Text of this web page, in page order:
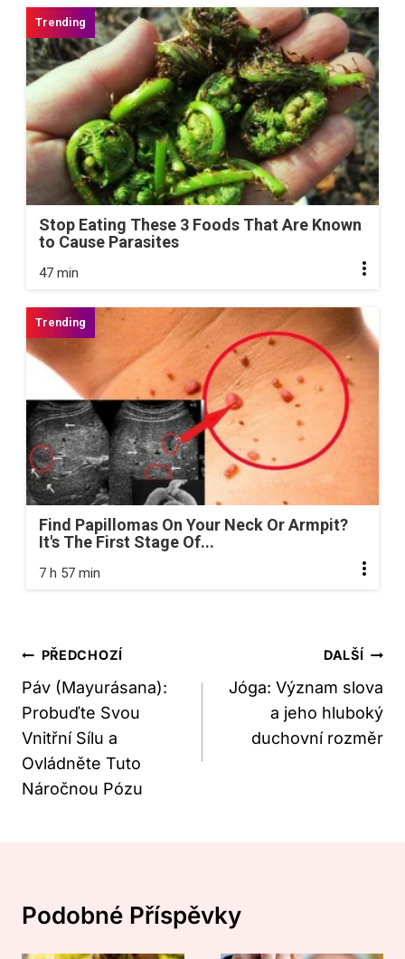
Stop Eating These 3 Foods That Are Known
to Cause Parasites
47 min
Find Papillomas On Your Neck Or Armpit?
It's The First Stage Of...
7 h 57 min
Navigace
Pro
Příspěvek
PŘEDCHOZÍ
Páv (Mayurásana):
Probuďte Svou
Vnitřní Sílu a
Ovládněte Tuto
Náročnou Pózu
DALŠÍ
Jóga: Význam slova
a jeho hluboký
duchovní rozměr
Podobné Příspěvky